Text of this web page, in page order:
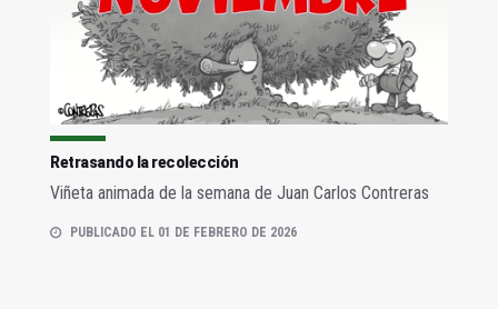
Retrasando la recolección
Viñeta animada de la semana de Juan Carlos Contreras
PUBLICADO EL 01 DE FEBRERO DE 2026